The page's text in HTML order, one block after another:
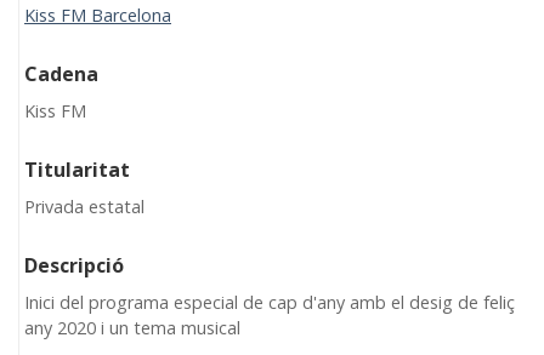
Kiss FM Barcelona
Cadena
Kiss FM
Titularitat
Privada estatal
Descripció
Inici del programa especial de cap d'any amb el desig de feliç
any 2020 i un tema musical